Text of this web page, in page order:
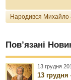
Народився Михайло
Пов’язані
13 грудня
13